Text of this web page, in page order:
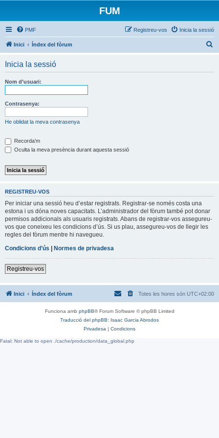
FUM
PMF Inicia la sessió
Registreu-vos
Inici Índex del fòrum
Inicia la sessió
Nom d’usuari:
Contrasenya:
He oblidat la meva contrasenya
Recorda’m
Oculta la meva presència durant aquesta sessió
REGISTREU-VOS
Per iniciar una sessió heu d’estar registrats. Registrar-se només costa una
estona i us dóna noves capacitats. L’administrador del fòrum també pot donar
permisos addicionals als usuaris registrats. Abans de registrar-vos assegureu-
vos que coneixeu les condicions d’ús. Si us plau, assegureu-vos de llegir les
regles del fòrum mentre hi navegueu.
Condicions d’ús | Normes de privadesa
Registreu-vos
Inici Índex del fòrum Totes les hores són UTC+02:00
Funciona amb phpBB® Forum Software © phpBB Limited
Traducció del phpBB: Isaac Garcia Abrodos
Privadesa | Condicions
Fatal: Not able to open ./cache/production/data_global.php